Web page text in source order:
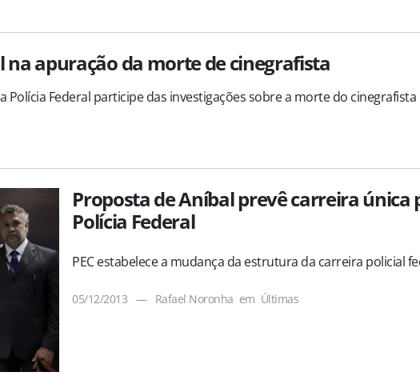
na apuração da morte de cinegrafista
Polícia Federal participe das investigações sobre a morte do cinegrafista
Proposta de Aníbal prevê carreira única
Polícia Federal
PEC estabelece a mudança da estrutura da carreira policial
05/12/2013 — Rafael Noronha em Últimas